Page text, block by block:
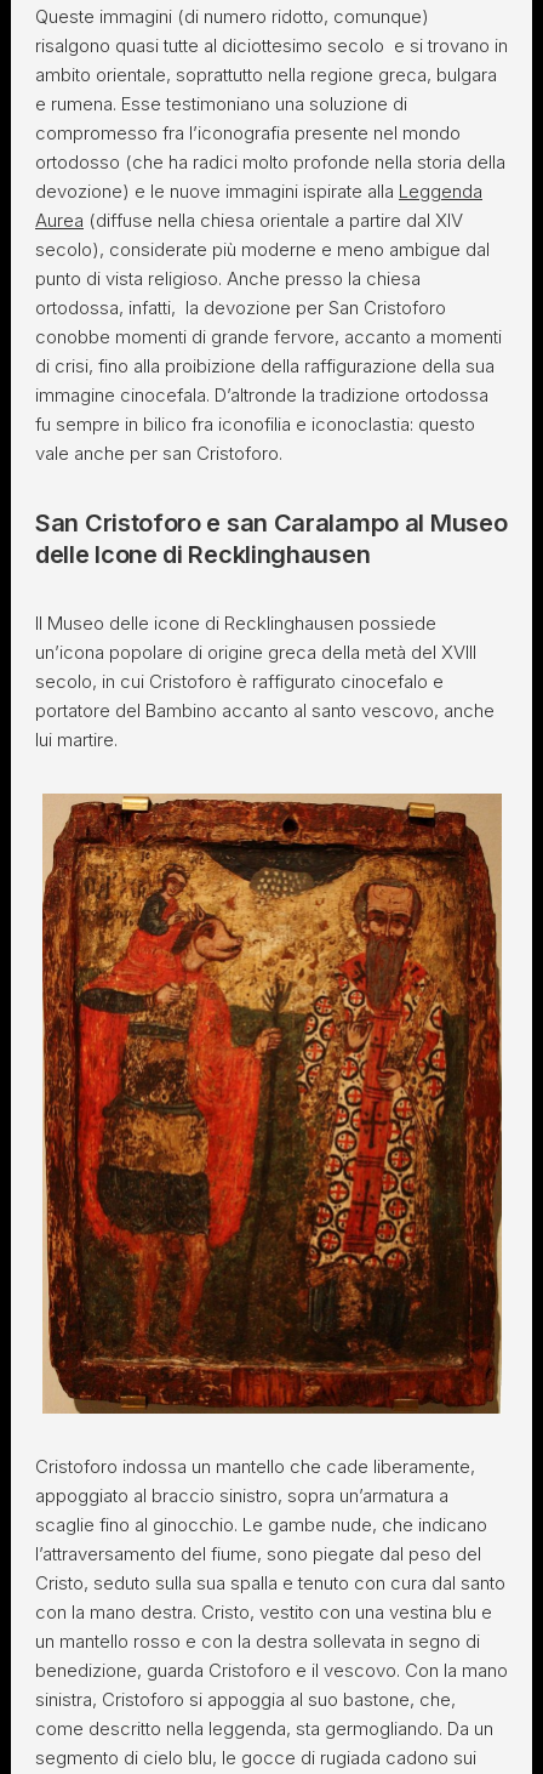
Queste immagini (di numero ridotto, comunque)
risalgono quasi tutte al diciottesimo secolo e si trovano in
ambito orientale, soprattutto nella regione greca, bulgara
e rumena. Esse testimoniano una soluzione di
compromesso fra l’iconografia presente nel mondo
ortodosso (che ha radici molto profonde nella storia della
devozione) e le nuove immagini ispirate alla Leggenda
Aurea (diffuse nella chiesa orientale a partire dal XIV
secolo), considerate più moderne e meno ambigue dal
punto di vista religioso. Anche presso la chiesa
ortodossa, infatti, la devozione per San Cristoforo
conobbe momenti di grande fervore, accanto a momenti
di crisi, fino alla proibizione della raffigurazione della sua
immagine cinocefala. D’altronde la tradizione ortodossa
fu sempre in bilico fra iconofilia e iconoclastia: questo
vale anche per san Cristoforo.
San Cristoforo e san Caralampo al Museo
delle Icone di Recklinghausen
Il Museo delle icone di Recklinghausen possiede
un’icona popolare di origine greca della metà del XVIII
secolo, in cui Cristoforo è raffigurato cinocefalo e
portatore del Bambino accanto al santo vescovo, anche
lui martire.
Cristoforo indossa un mantello che cade liberamente,
appoggiato al braccio sinistro, sopra un’armatura a
scaglie fino al ginocchio. Le gambe nude, che indicano
l’attraversamento del fiume, sono piegate dal peso del
Cristo, seduto sulla sua spalla e tenuto con cura dal santo
con la mano destra. Cristo, vestito con una vestina blu e
un mantello rosso e con la destra sollevata in segno di
benedizione, guarda Cristoforo e il vescovo. Con la mano
sinistra, Cristoforo si appoggia al suo bastone, che,
come descritto nella leggenda, sta germogliando. Da un
segmento di cielo blu, le gocce di rugiada cadono sui